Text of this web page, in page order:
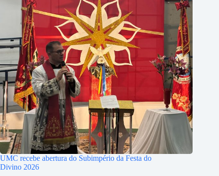
UMC recebe abertura do Subimpério da Festa do
Divino 2026